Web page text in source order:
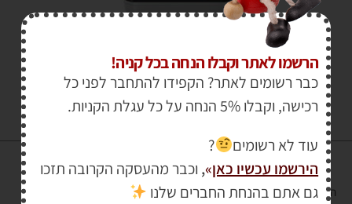
הרשמו לאתר וקבלו הנחה בכל קניה!
כבר רשומים לאתר? הקפידו להתחבר לפני כל
רכישה, וקבלו 5% הנחה על כל עגלת הקניות.
עוד לא רשומים
?
הירשמו עכשיו כאן»
, וכבר מהעסקה הקרובה תזכו
גם אתם בהנחת החברים שלנו